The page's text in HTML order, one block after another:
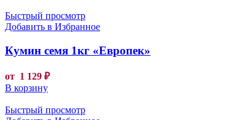
Быстрый просмотр
Добавить в Избранное
Кумин семя 1кг «Европек»
от 1 129 ₽
В корзину
Быстрый просмотр